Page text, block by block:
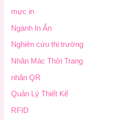
mực in
Ngành In Ấn
Nghiên cứu thị trường
Nhãn Mác Thời Trang
nhãn QR
Quản Lý Thiết Kế
RFID